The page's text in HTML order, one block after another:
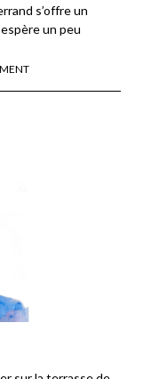
s’offre un
un peu